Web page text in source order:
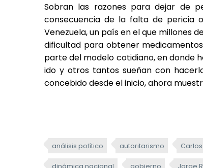
Sobran las razones para dejar de
consecuencia de la falta de pericia
Venezuela, un país en el que millones
dificultad para obtener
parte del modelo cotidiano, en donde
ido y otros tantos sueñan con
concebido desde el inicio, ahora
análisis político autoritarismo
dinámica nacional gobierno Jorge